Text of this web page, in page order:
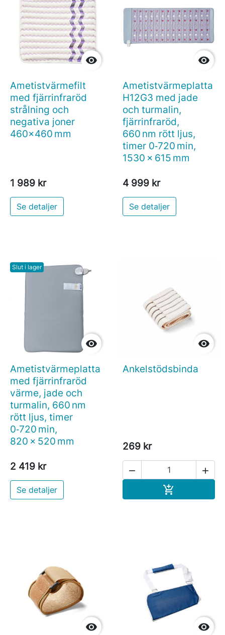

Ametistvärmefilt
med fjärrinfraröd
strålning och
negativa joner
460x460 mm
1 989 kr
Se detaljer

Ametistvärmeplatta
H12G3 med jade
och turmalin,
fjärrinfraröd,
660 nm rött ljus,
timer 0‑720 min,
1530 × 615 mm
4 999 kr
Se detaljer
Slut i lager

Ametistvärmeplatta
med fjärrinfraröd
värme, jade och
turmalin, 660 nm
rött ljus, timer
0‑720 min,
820 x 520 mm
2 419 kr
Se detaljer

Ankelstödsbinda
269 kr
 

 